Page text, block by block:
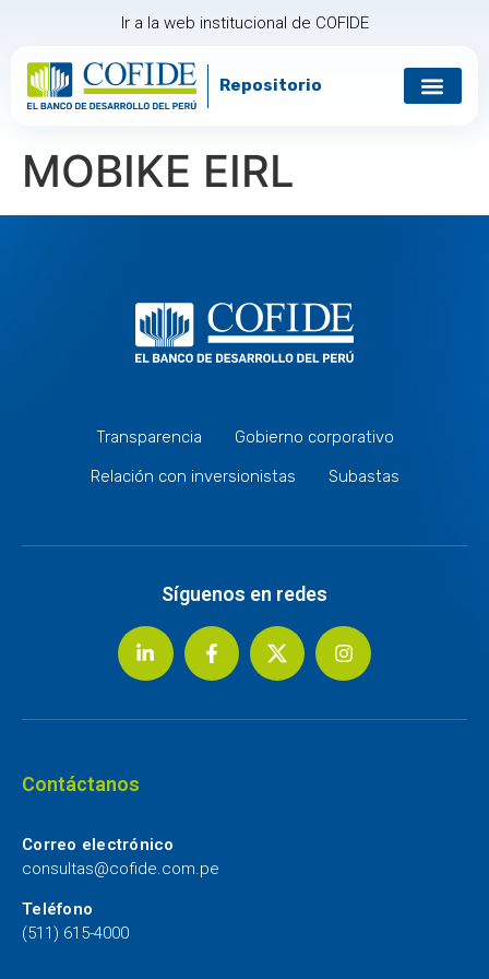
Ir a la web institucional de COFIDE
Repositorio
MOBIKE EIRL
Transparencia
Gobierno corporativo
Relación con inversionistas
Subastas
Síguenos en redes
Contáctanos
Correo electrónico
consultas@cofide.com.pe
Teléfono
(511) 615-4000